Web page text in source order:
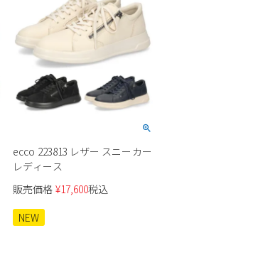
ecco 223813 レザー スニーカー
レディース
販売価格 ¥17,600税込
NEW